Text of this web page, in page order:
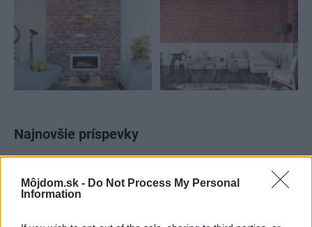
Môjdom.sk - Do Not Process My Personal
Information
Najnovšie príspevky
Re: Takto sa rieši málo úložného miesta. V tomto byte
stačil jeden prvok | Môjdom.sk